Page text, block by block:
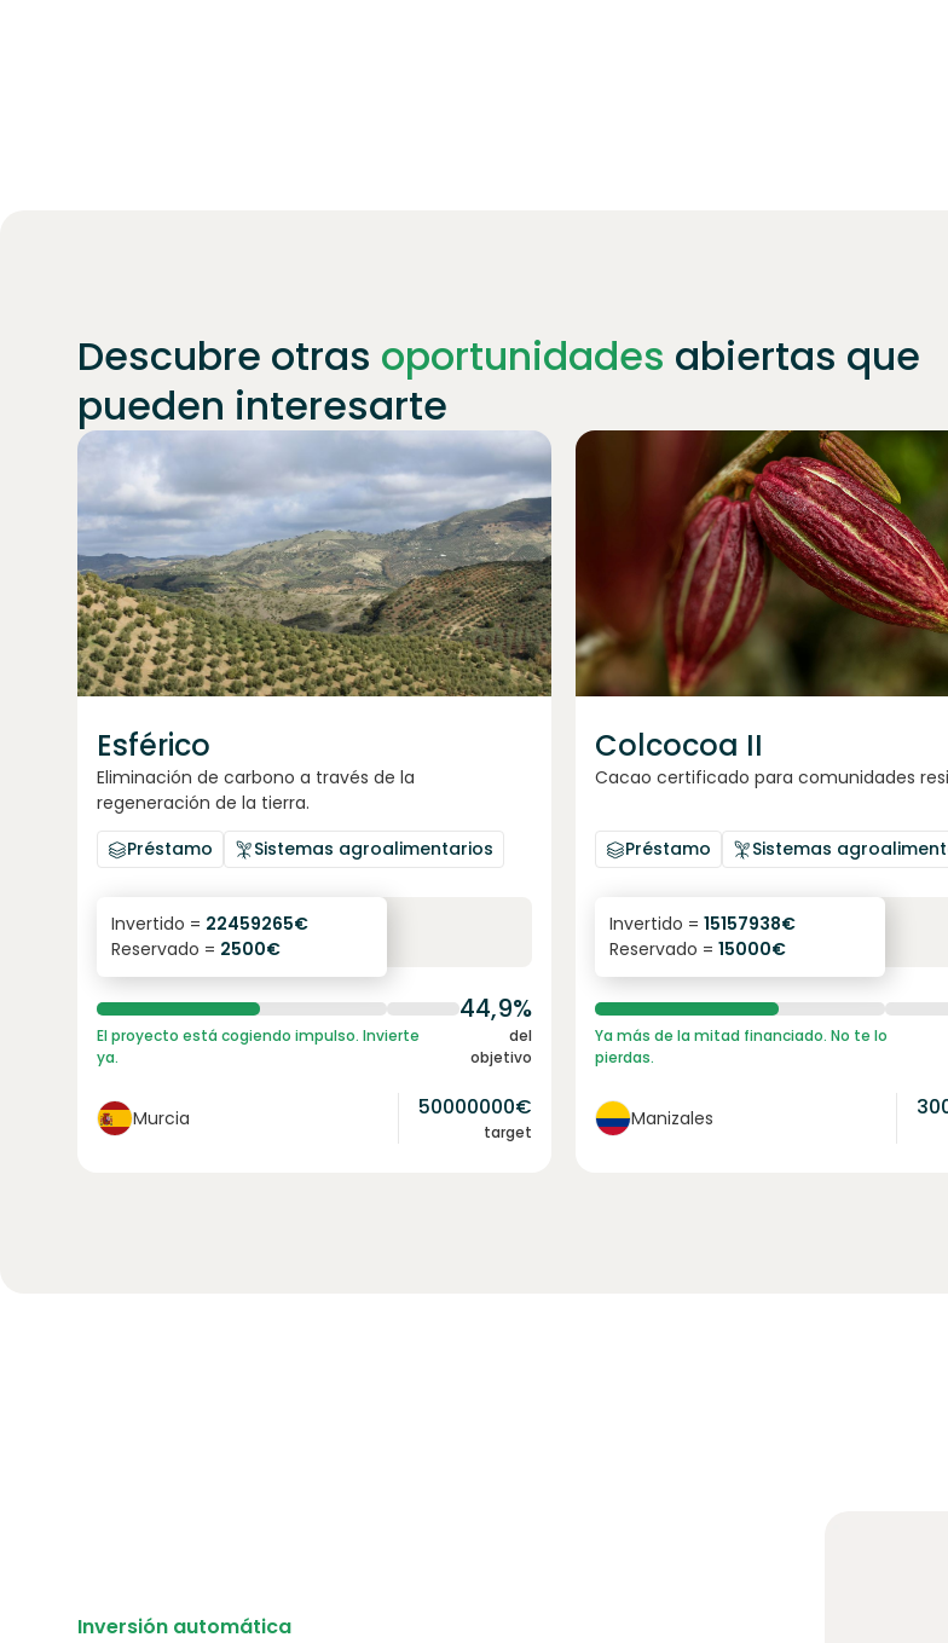
Descubre otras oportunidades abiertas que
pueden interesarte
Únete a
Esférico
Eliminación de carbono a través de la
regeneración de la tierra.
Préstamo
Sistemas agroalimentarios
6.3%
interés anual
Invertido = 22459265€
Reservado = 2500€
44,9%
El proyecto está cogiendo impulso. Invierte
ya.
del
objetivo
Murcia 50000000€
target
inversores
Colcocoa II
Cacao certificado para comunidades
Préstamo Sistemas
6.1%
interés anual
Invertido = 15157938€
Reservado = 15000€
Ya más de la mitad financiado. No te lo
pierdas.
Manizales
Inversión automática